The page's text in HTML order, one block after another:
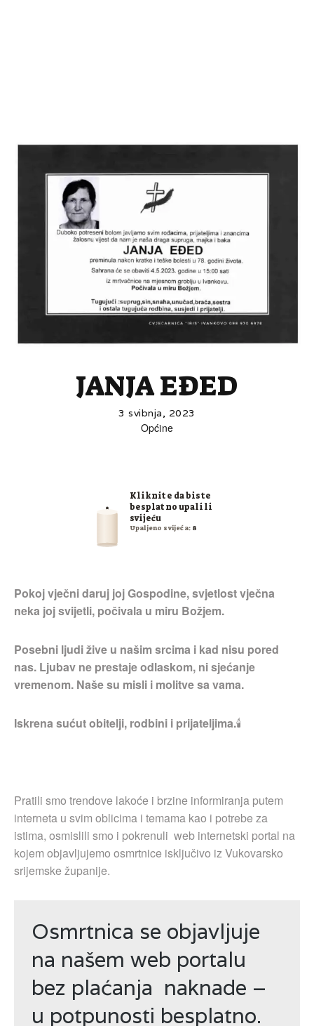
JANJA EĐED
3 svibnja, 2023
Općine
Kliknite da biste
besplatno upalili
svijeću
Upaljeno svijeća: 8
Pokoj vječni daruj joj Gospodine, svjetlost vječna
neka joj svijetli, počivala u miru Božjem.
Posebni ljudi žive u našim srcima i kad nisu pored
nas. Ljubav ne prestaje odlaskom, ni sjećanje
vremenom. Naše su misli i molitve sa vama.
Iskrena sućut obitelji, rodbini i prijateljima.🕯
Pratili smo trendove lakoće i brzine informiranja putem
interneta u svim oblicima i temama kao i potrebe za
istima, osmislili smo i pokrenuli web internetski portal na
kojem objavljujemo osmrtnice isključivo iz Vukovarsko
srijemske županije.
Osmrtnica se objavljuje
na našem web portalu
bez plaćanja naknade –
u potpunosti besplatno.